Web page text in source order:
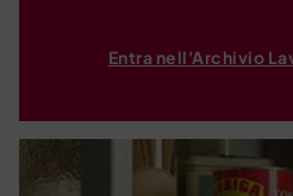
Entra nell'Archivio